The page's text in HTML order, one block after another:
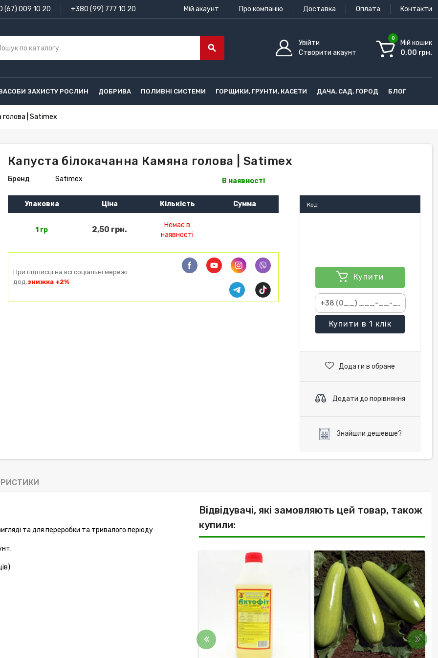
(67) 009 10 20 +380 (99) 777 10 20 Мій акаунт Про компанію Доставка Оплата Контакти
search
Увійти
Створити акаунт
0
Мій кошик
0,00 грн.
ЗАХИСТУ РОСЛИН ДОБРИВА ПОЛИВНІ СИСТЕМИ ГОРЩИКИ, ГРУНТИ, КАСЕТИ ДАЧА, САД, ГОРОД БЛОГ
голова | Satimex
Капуста білокачанна Камяна голова | Satimex
Бренд Satimex В наявності
Упаковка Ціна Кількість Сумма
1 гр 2,50 грн.
Немає в
наявності
При підписці на всі соціальні мережі
дод.знижка +2%
Код:
Купити
Купити в 1 клік
Додати в обране
Додати до порівняння
Знайшли дешевше?
та для переробки та тривалого періоду
Відвідувачі, які замовляють цей товар, також
купили: